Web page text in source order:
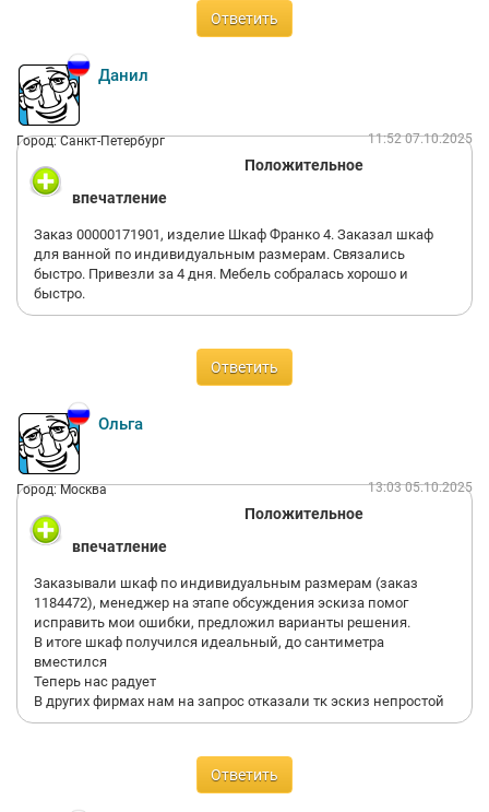
Ответить
Данил
Город: Санкт-Петербург 11:52 07.10.2025
Положительное
впечатление
Заказ 00000171901, изделие Шкаф Франко 4. Заказал шкаф
для ванной по индивидуальным размерам. Связались
быстро. Привезли за 4 дня. Мебель собралась хорошо и
быстро.
Ответить
Ольга
Город: Москва 13:03 05.10.2025
Положительное
впечатление
Заказывали шкаф по индивидуальным размерам (заказ
1184472), менеджер на этапе обсуждения эскиза помог
исправить мои ошибки, предложил варианты решения.
В итоге шкаф получился идеальный, до сантиметра
вместился
Теперь нас радует
В других фирмах нам на запрос отказали тк эскиз непростой
Ответить